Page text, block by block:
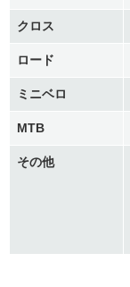
クロス
ロード
ミニベロ
MTB
その他